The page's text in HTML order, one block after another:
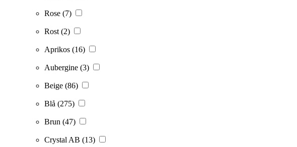
Rose (7)
Rost (2)
Aprikos (16)
Aubergine (3)
Beige (86)
Blå (275)
Brun (47)
Crystal AB (13)